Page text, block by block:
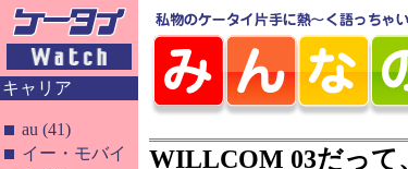
キャリア
au (41)
イー・モバイ
WILLCOM 03だって